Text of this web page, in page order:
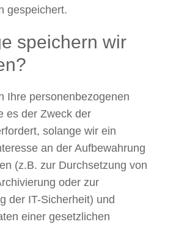
gespeichert.
speichern wir
Ihre personenbezogenen
es der Zweck der
solange wir ein
an der Aufbewahrung
(z.B. zur Durchsetzung von
oder zur
der IT-Sicherheit) und
einer gesetzlichen